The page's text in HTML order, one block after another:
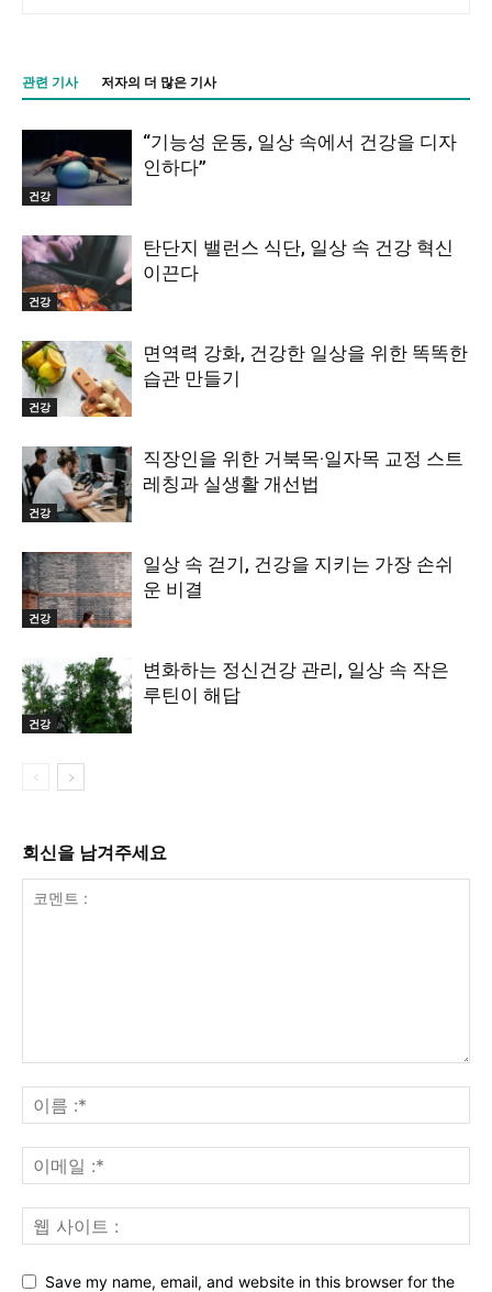
관련 기사 저자의 더 많은 기사
건강
“기능성 운동, 일상 속에서 건강을 디자
인하다”
건강
탄단지 밸런스 식단, 일상 속 건강 혁신
이끈다
건강
면역력 강화, 건강한 일상을 위한 똑똑한
습관 만들기
건강
직장인을 위한 거북목·일자목 교정 스트
레칭과 실생활 개선법
건강
일상 속 걷기, 건강을 지키는 가장 손쉬
운 비결
건강
변화하는 정신건강 관리, 일상 속 작은
루틴이 해답
회신을 남겨주세요
Save my name, email, and website in this browser for the